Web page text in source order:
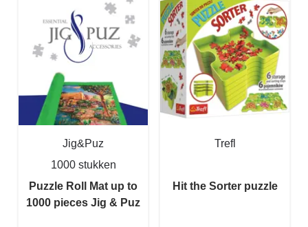
Jig&Puz
1000 stukken
Puzzle Roll Mat up to
1000 pieces Jig & Puz
Trefl
Hit the Sorter puzzle